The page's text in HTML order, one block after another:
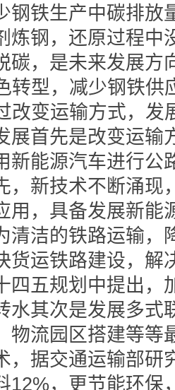
钢铁生产中碳排放
炼钢，还原过程中
碳，是未来发展方
转型，减少钢铁供
改变运输方式，发
展首先是改变运输
新能源汽车进行公
，新技术不断涌现
用，具备发展新能
清洁的铁路运输，
货运铁路建设，解
四五规划中提出，
水其次是发展多式
物流园区搭建等等
，据交通运输部研
12%，更节能环保